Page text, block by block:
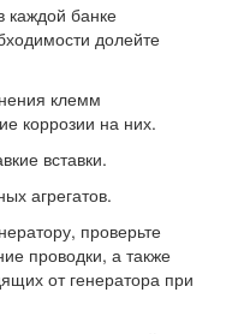
каждой банке
долейте
клемм
коррозии на них.
вставки.
агрегатов.
проверьте
проводки, а также
от генератора при